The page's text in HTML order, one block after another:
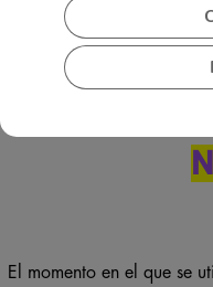
conocer en todo
El momento en el que se